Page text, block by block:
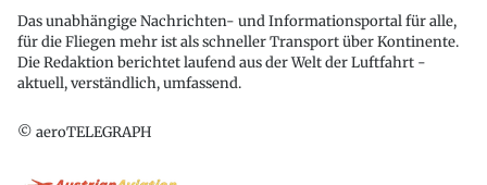
Das unabhängige Nachrichten- und Informationsportal für alle,
für die Fliegen mehr ist als schneller Transport über Kontinente.
Die Redaktion berichtet laufend aus der Welt der Luftfahrt -
aktuell, verständlich, umfassend.
© aeroTELEGRAPH